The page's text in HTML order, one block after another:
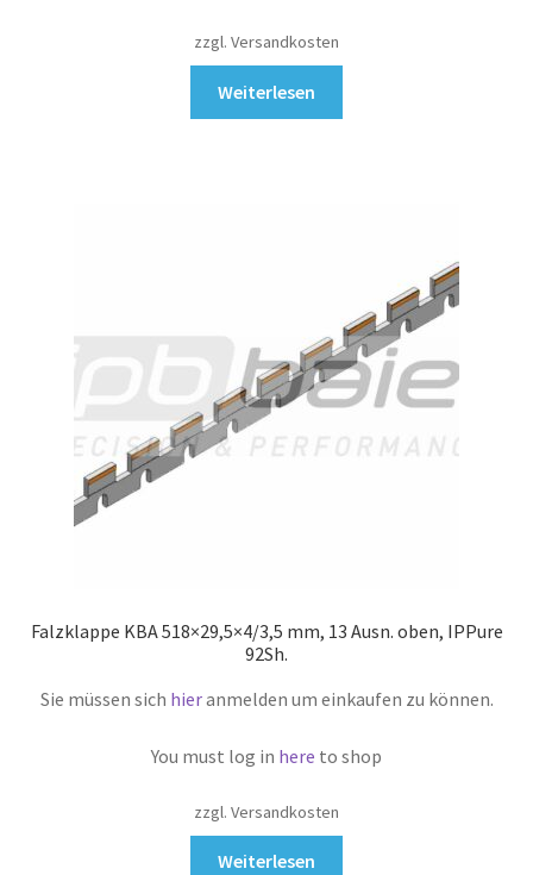
zzgl. Versandkosten
Weiterlesen
Falzklappe KBA 518×29,5×4/3,5 mm, 13 Ausn. oben, IPPure
92Sh.
Sie müssen sich hieranmelden um einkaufen zu können.
You must log in here to shop
zzgl. Versandkosten
Weiterlesen